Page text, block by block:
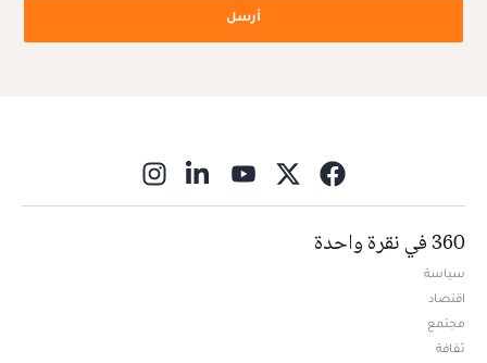
أرسل
360 في نقرة واحدة
سياسة
اقتصاد
مجتمع
ثقافة